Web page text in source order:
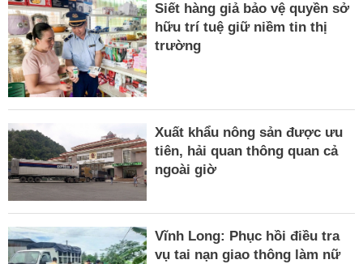
Siết hàng giả bảo vệ quyền sở
hữu trí tuệ giữ niềm tin thị
trường
Xuất khẩu nông sản được ưu
tiên, hải quan thông quan cả
ngoài giờ
Vĩnh Long: Phục hồi điều tra
vụ tai nạn giao thông làm nữ